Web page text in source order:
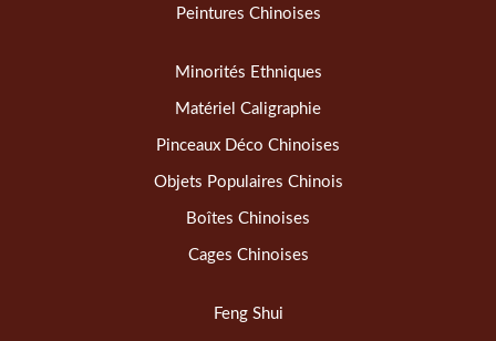
Peintures Chinoises
Minorités Ethniques
Matériel Caligraphie
Pinceaux Déco Chinoises
Objets Populaires Chinois
Boîtes Chinoises
Cages Chinoises
Feng Shui